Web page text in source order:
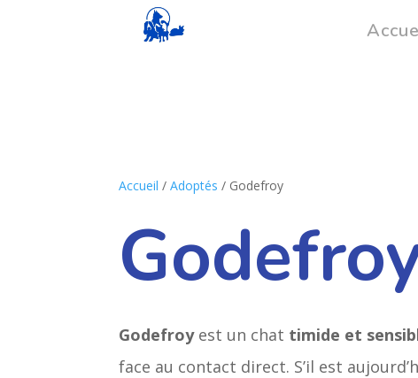
Accueil /Adoptés / Godefroy
Godefroyest un chat timide et
face au contact direct. S’il est